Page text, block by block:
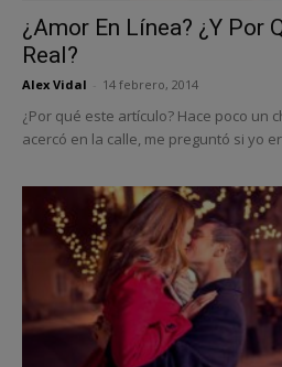
¿Amor En Línea? ¿Y Por
Real?
Alex Vidal 14 febrero, 2014
¿Por qué este artículo? Hace poco un
acercó en la calle, me preguntó si yo